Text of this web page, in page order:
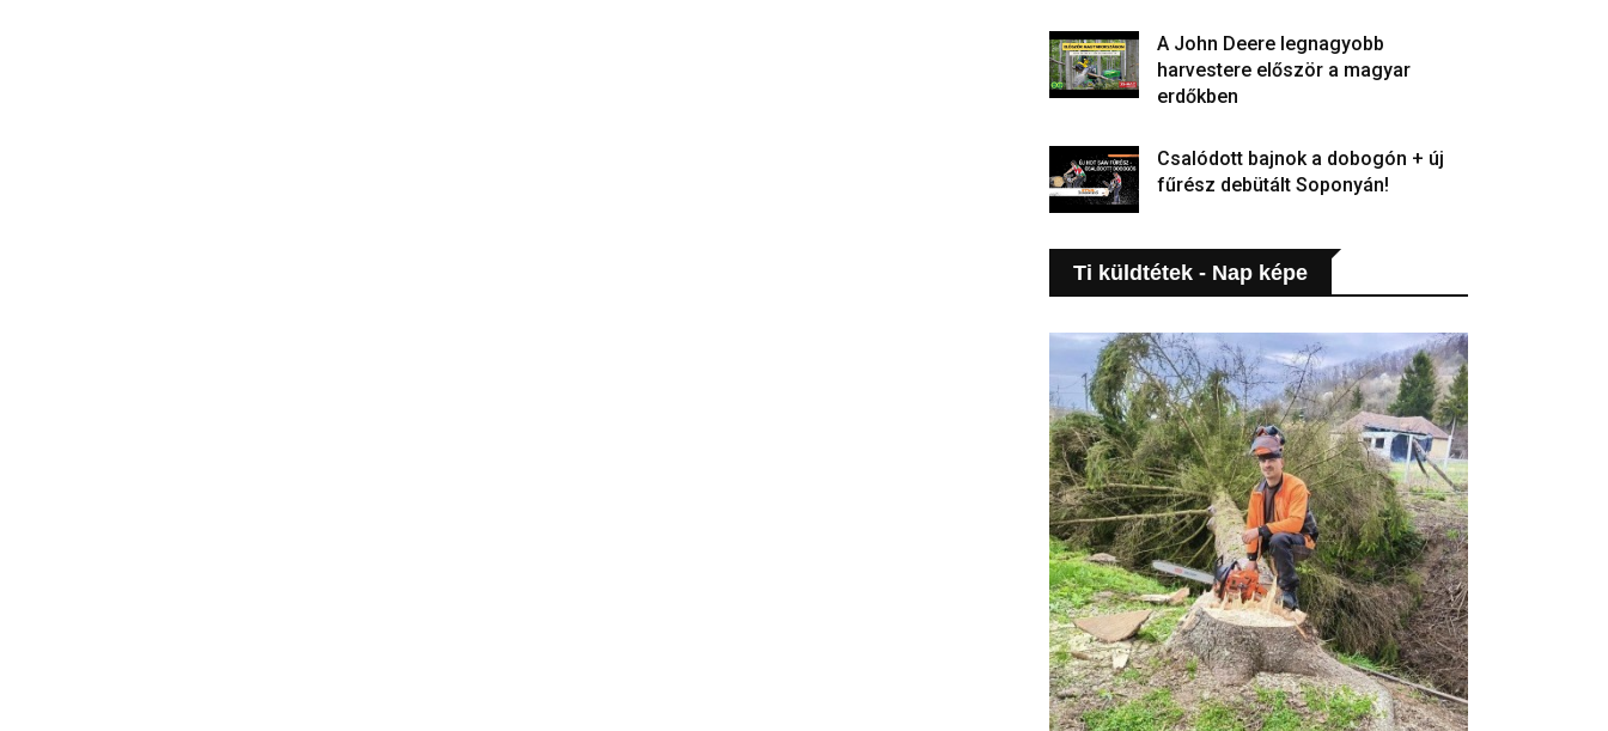
A John Deere legnagyobb
harvestere először a magyar
erdőkben
Csalódott bajnok a dobogón + új
fűrész debütált Soponyán!
Ti küldtétek - Nap képe